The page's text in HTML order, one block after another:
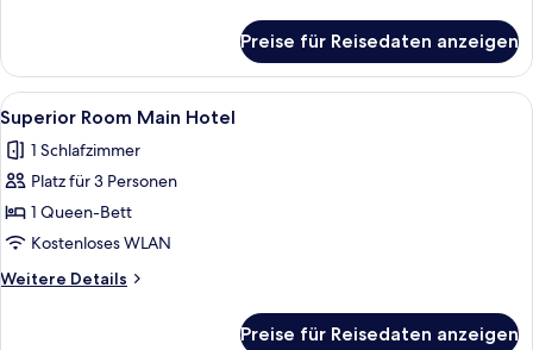
Room
Main
Hotel
Preise für Reisedaten anzeigen
Alle
Fotos
für
Superior
Room
Main
Hotel
anzeigen
Ein Hotelzimmer mit einem großen
4
Superior Room Main Hotel
1 Schlafzimmer
Platz für 3 Personen
1 Queen-Bett
Kostenloses WLAN
Weitere Details
Weitere
Preise für Reisedaten anzeigen